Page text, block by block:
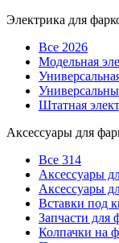
Электрика для
Все 2026
Модельная
Штатная
Аксессуары для
Все 314
Аксессуары
Аксессуары
Вставки под
Запчасти для
Колпачки на